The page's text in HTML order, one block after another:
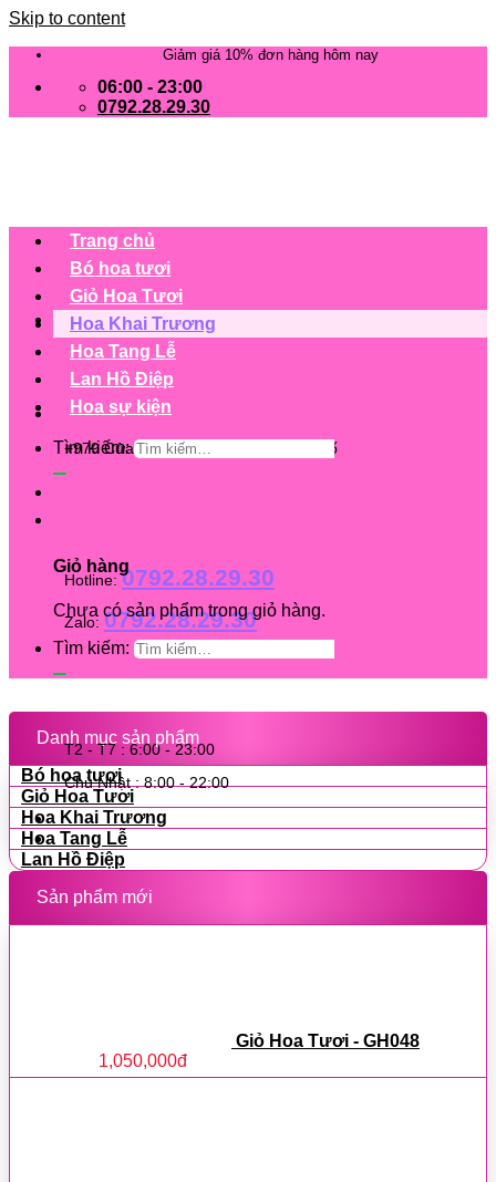
Skip to content
Giảm giá 10% đơn hàng hôm nay
06:00 - 23:00
0792.28.29.30
+979 Cửa hàng trên 63 tỉnh/ thành phố
Hotline:0792.28.29.30
Zalo: 0792.28.29.30
T2 - T7 : 6:00 - 23:00
Chủ Nhật : 8:00 - 22:00
Trang chủ
Bó hoa tươi
Giỏ Hoa Tươi
Hoa Khai Trương
Hoa Tang Lễ
Lan Hồ Điệp
Hoa sự kiện
Tìm kiếm:
Giỏ hàng
Chưa có sản phẩm trong giỏ hàng.
Tìm kiếm:
Danh mục sản phẩm
Bó hoa tươi
Giỏ Hoa Tươi
Hoa Khai Trương
Hoa Tang Lễ
Lan Hồ Điệp
Sản phẩm mới
Giỏ Hoa Tươi - GH048
1,050,000đ